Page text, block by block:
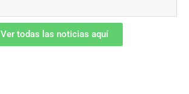
Ver todas las noticias aquí